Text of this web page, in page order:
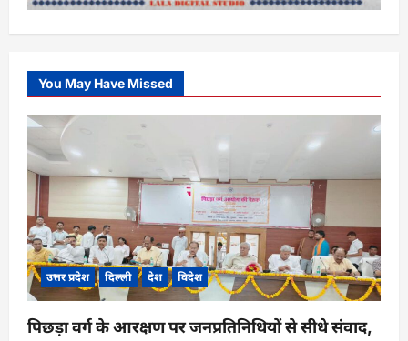
You May Have Missed
उत्तर प्रदेश दिल्ली देश विदेश
पिछड़ा वर्ग के आरक्षण पर जनप्रतिनिधियों से सीधे संवाद,